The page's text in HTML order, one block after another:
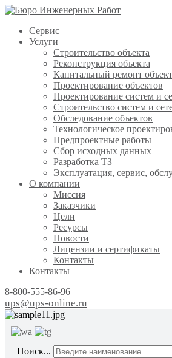
Сервис
Услуги
Строительство объекта
Реконструкция объекта
Капитальный ремонт
Проектирование объектов
Проектирование систем и
Строительство систем и
Обследование объектов
Технологическое
Предпроектные работы
Сбор исходных данных
Разработка ТЗ
Эксплуатация, сервис,
О компании
Миссия
Заказчики
Цели
Ресурсы
Новости
Лицензии и сертификаты
Контакты
Контакты
8-800-555-86-96
ups@ups-online.ru
Поиск...